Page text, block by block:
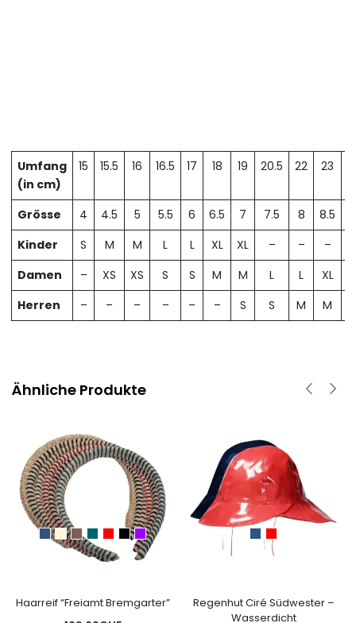
Umfang
(in cm)
15 15.5 16 16.5 17 18 19 20.5 22 23
Grösse 4 4.5 5 5.5 6 6.5 7 7.5 8 8.5
Kinder
S M M L L XL XL – – –
Damen
– XS XS S S M M L L XL
Herren
– – – – – – S S M M
Ähnliche Produkte
Haarreif “Freiamt Bremgarter”
Regenhut Ciré Südwester –
Wasserdicht